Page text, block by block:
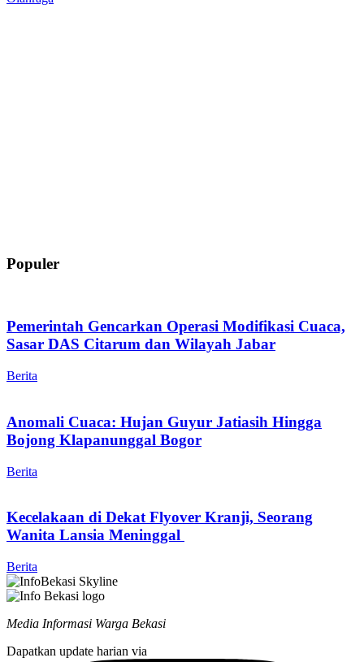
Populer
Pemerintah Gencarkan Operasi Modifikasi Cuaca,
Sasar DAS Citarum dan Wilayah Jabar
Berita
Anomali Cuaca: Hujan Guyur Jatiasih Hingga
Bojong Klapanunggal Bogor
Berita
Kecelakaan di Dekat Flyover Kranji, Seorang
Wanita Lansia Meninggal
Berita
Media Informasi Warga Bekasi
Dapatkan update harian via